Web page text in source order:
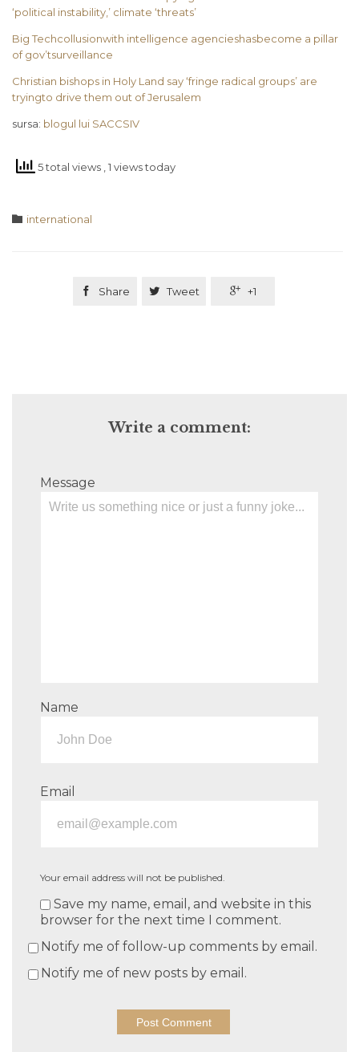
‘political instability,’ climate ‘threats’
Big Techcollusionwith intelligence agencieshasbecome a pillar
of gov’tsurveillance
Christian bishops in Holy Land say ‘fringe radical groups’ are
tryingto drive them out of Jerusalem
sursa: blogul lui SACCSIV
5 total views , 1 views today
 Category
international
 Share  Tweet  +1
Write a comment:
Message
Name
Email
Your email address will not be published.
Save my name, email, and website in this
browser for the next time I comment.
Notify me of follow-up comments by email.
Notify me of new posts by email.